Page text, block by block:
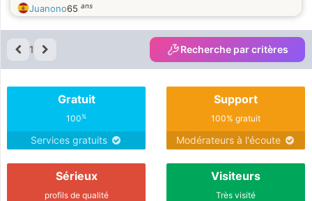
Juanono65 ans
1 Recherche par critères
Gratuit
100%
Services gratuits
Support
100% gratuit
Modérateurs à l'écoute
Sérieux
profils de qualité
Visiteurs
Très visité